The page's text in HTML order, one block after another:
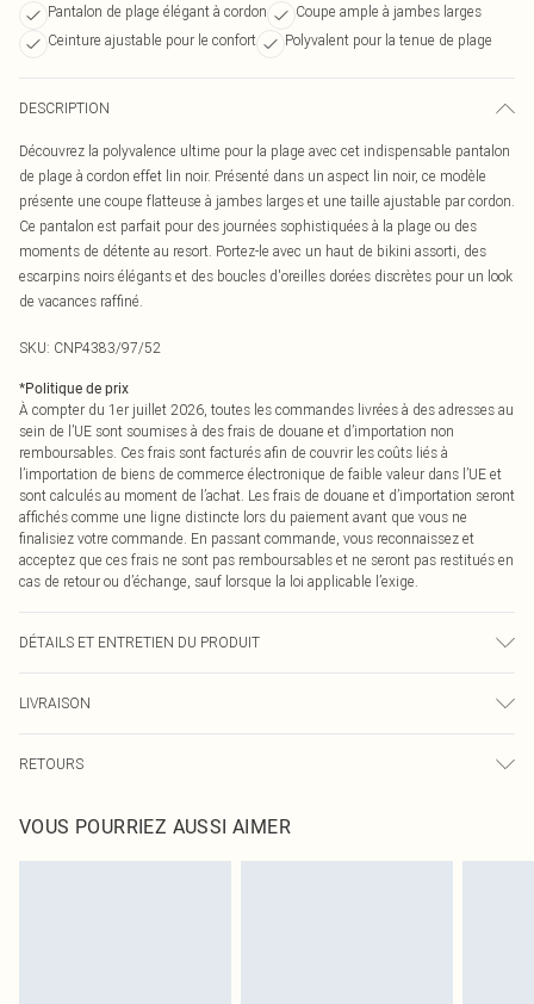
Pantalon de plage élégant à cordon
Coupe ample à jambes larges
Ceinture ajustable pour le confort
Polyvalent pour la tenue de plage
DESCRIPTION
Découvrez la polyvalence ultime pour la plage avec cet indispensable pantalon
de plage à cordon effet lin noir. Présenté dans un aspect lin noir, ce modèle
présente une coupe flatteuse à jambes larges et une taille ajustable par cordon.
Ce pantalon est parfait pour des journées sophistiquées à la plage ou des
moments de détente au resort. Portez-le avec un haut de bikini assorti, des
escarpins noirs élégants et des boucles d'oreilles dorées discrètes pour un look
de vacances raffiné.
SKU: CNP4383/97/52
*Politique de prix
À compter du 1er juillet 2026, toutes les commandes livrées à des adresses au
sein de l’UE sont soumises à des frais de douane et d’importation non
remboursables. Ces frais sont facturés afin de couvrir les coûts liés à
l’importation de biens de commerce électronique de faible valeur dans l’UE et
sont calculés au moment de l’achat. Les frais de douane et d’importation seront
affichés comme une ligne distincte lors du paiement avant que vous ne
finalisiez votre commande. En passant commande, vous reconnaissez et
acceptez que ces frais ne sont pas remboursables et ne seront pas restitués en
cas de retour ou d’échange, sauf lorsque la loi applicable l’exige.
DÉTAILS ET ENTRETIEN DU PRODUIT
déteindre.
LIVRAISON
Livraison express France
Jusqu'à 2-3 jours ouvrables
RETOURS
pour nous retourner un article.
Veuillez noter que nous ne pouvons pas rembourser les masques tendance, les
VOUS POURRIEZ AUSSI AIMER